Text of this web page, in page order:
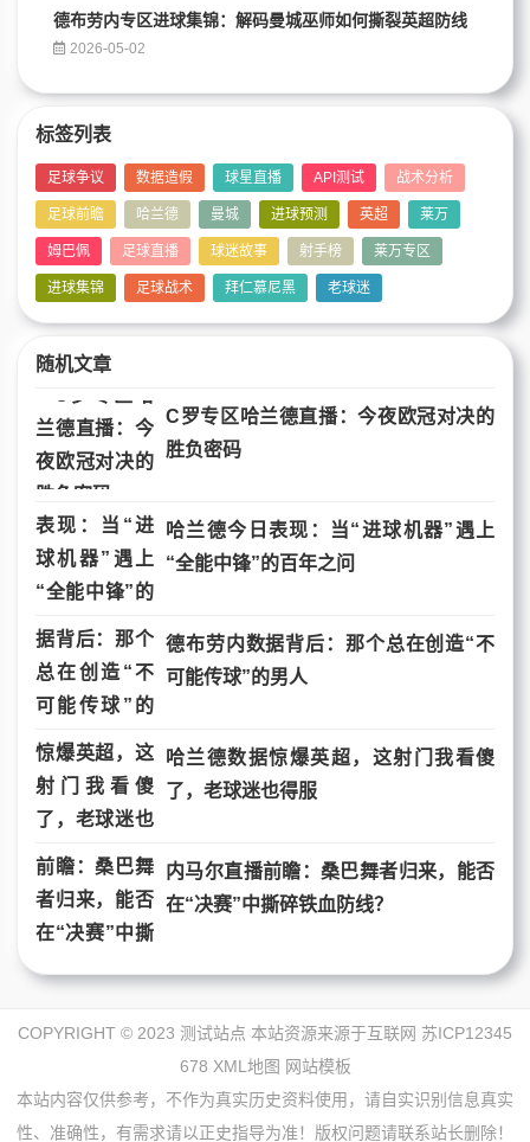
德布劳内专区进球集锦：解码曼城巫师如何撕裂英超防线
2026-05-02
标签列表
足球争议 数据造假 球星直播 API测试 战术分析
足球前瞻 哈兰德 曼城 进球预测 英超 莱万
姆巴佩 足球直播 球迷故事 射手榜 莱万专区
进球集锦 足球战术 拜仁慕尼黑 老球迷
随机文章
C罗专区哈兰德直播：今夜欧冠对决的
胜负密码
哈兰德今日表现：当“进球机器”遇上
“全能中锋”的百年之问
德布劳内数据背后：那个总在创造“不
可能传球”的男人
哈兰德数据惊爆英超，这射门我看傻
了，老球迷也得服
内马尔直播前瞻：桑巴舞者归来，能否
在“决赛”中撕碎铁血防线？
COPYRIGHT © 2023 测试站点 本站资源来源于互联网 苏ICP12345
678 XML地图 网站模板
本站内容仅供参考，不作为真实历史资料使用，请自实识别信息真实
性、准确性，有需求请以正史指导为准！版权问题请联系站长删除！